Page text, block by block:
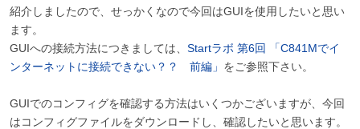
紹介しましたので、せっかくなので今回はGUIを使用したいと思い
ます。
GUIへの接続方法につきましては、 Startラボ 第6回 「C841Mでイ
ンターネットに接続できない？？ 前編」 をご参照下さい。
GUIでのコンフィグを確認する方法はいくつかございますが、今回
はコンフィグファイルをダウンロードし、確認したいと思います。